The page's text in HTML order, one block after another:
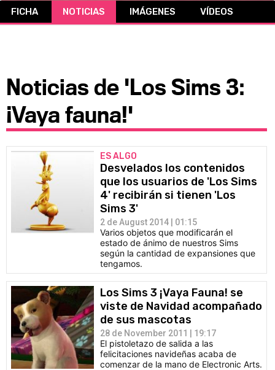
CÓMICS
FICHA NOTICIAS IMÁGENES VÍDEOS
Noticias de 'Los Sims 3:
¡Vaya fauna!'
ES ALGO
Desvelados los contenidos
que los usuarios de 'Los Sims
4' recibirán si tienen 'Los
Sims 3'
2 de August 2014 | 01:15
Varios objetos que modificarán el
estado de ánimo de nuestros Sims
según la cantidad de expansiones que
tengamos.
Los Sims 3 ¡Vaya Fauna! se
viste de Navidad acompañado
de sus mascotas
28 de November 2011 | 19:17
El pistoletazo de salida a las
felicitaciones navideñas acaba de
comenzar de la mano de Electronic Arts.